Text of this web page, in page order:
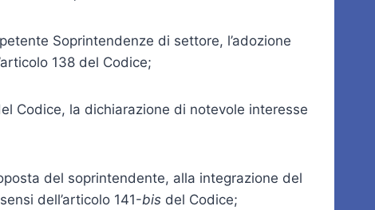
Soprintendenze di settore, l’adozione
138 del Codice;
Codice, la dichiarazione di notevole interesse
del soprintendente, alla integrazione del
dell’articolo 141-bis del Codice;